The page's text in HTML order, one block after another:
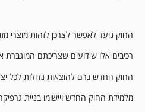
החוק נועד לאפשר לצרכן לזהות מוצרי
רכיבים אלו שידועים שצריכתם המוגברת
החוק החדש גרם להוצאות גדולות לכל
מלמידת החוק החדש ויישומו בניית